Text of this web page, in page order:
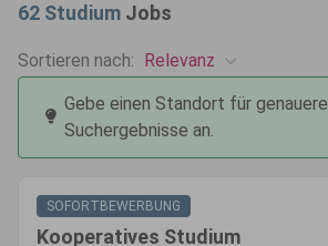
62 Studium Jobs
Sortieren nach: Relevanz
Gebe einen Standort für genauere
Suchergebnisse an.
SOFORTBEWERBUNG
Kooperatives Studium